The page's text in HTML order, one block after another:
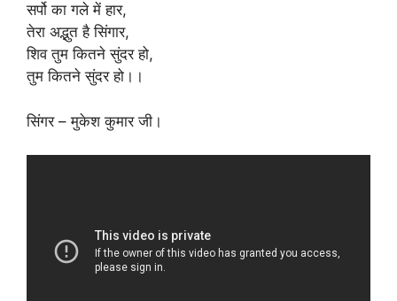
सर्पो का गले में हार,
तेरा अद्भुत है सिंगार,
शिव तुम कितने सुंदर हो,
तुम कितने सुंदर हो।।
सिंगर – मुकेश कुमार जी।